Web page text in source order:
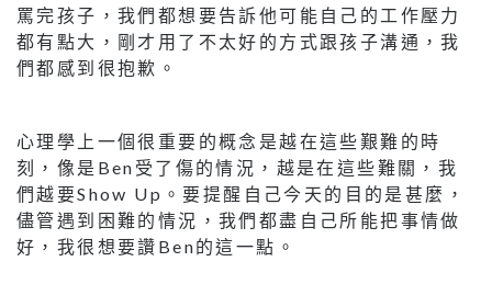
罵完孩子，我們都想要告訴他可能自己的工作壓力
都有點大，剛才用了不太好的方式跟孩子溝通，我
們都感到很抱歉。
心理學上一個很重要的概念是越在這些艱難的時
刻，像是Ben受了傷的情況，越是在這些難關，我
們越要Show Up。要提醒自己今天的目的是甚麼，
儘管遇到困難的情況，我們都盡自己所能把事情做
好，我很想要讚Ben的這一點。